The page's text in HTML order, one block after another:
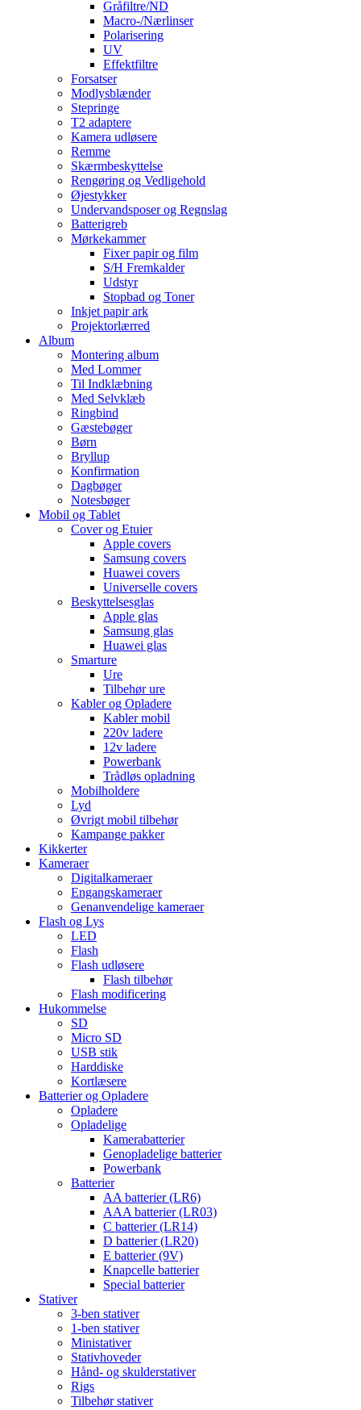
Gråfiltre/ND
Macro-/Nærlinser
Polarisering
UV
Effektfiltre
Forsatser
Modlysblænder
Stepringe
T2 adaptere
Kamera udløsere
Remme
Skærmbeskyttelse
Rengøring og Vedligehold
Øjestykker
Undervandsposer og Regnslag
Batterigreb
Mørkekammer
Fixer papir og film
S/H Fremkalder
Udstyr
Stopbad og Toner
Inkjet papir ark
Projektorlærred
Album
Montering album
Med Lommer
Til Indklæbning
Med Selvklæb
Ringbind
Gæstebøger
Børn
Bryllup
Konfirmation
Dagbøger
Notesbøger
Mobil og Tablet
Cover og Etuier
Apple covers
Samsung covers
Huawei covers
Universelle covers
Beskyttelsesglas
Apple glas
Samsung glas
Huawei glas
Smarture
Ure
Tilbehør ure
Kabler og Opladere
Kabler mobil
220v ladere
12v ladere
Powerbank
Trådløs opladning
Mobilholdere
Lyd
Øvrigt mobil tilbehør
Kampange pakker
Kikkerter
Kameraer
Digitalkameraer
Engangskameraer
Genanvendelige kameraer
Flash og Lys
LED
Flash
Flash udløsere
Flash tilbehør
Flash modificering
Hukommelse
SD
Micro SD
USB stik
Harddiske
Kortlæsere
Batterier og Opladere
Opladere
Opladelige
Kamerabatterier
Genopladelige batterier
Powerbank
Batterier
AA batterier (LR6)
AAA batterier (LR03)
C batterier (LR14)
D batterier (LR20)
E batterier (9V)
Knapcelle batterier
Special batterier
Stativer
3-ben stativer
1-ben stativer
Ministativer
Stativhoveder
Hånd- og skulderstativer
Rigs
Tilbehør stativer